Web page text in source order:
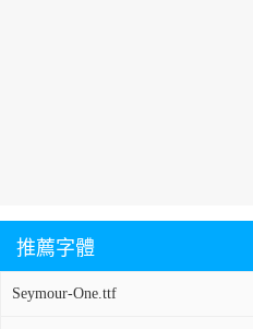
推薦字體
Seymour-One.ttf